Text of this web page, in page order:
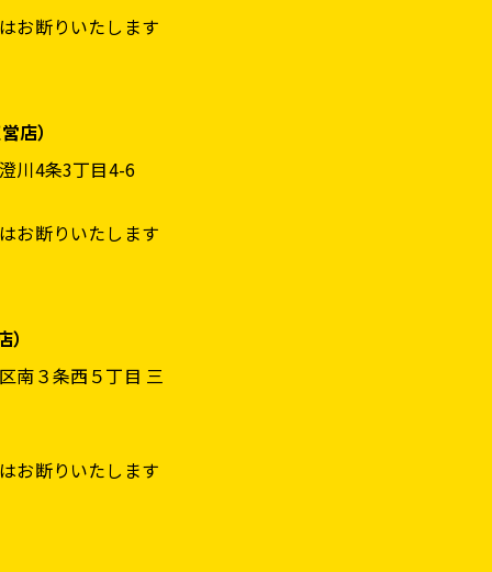
お断りいたします
店）
川4条3丁目4-6
お断りいたします
南３条西５丁目 三
お断りいたします